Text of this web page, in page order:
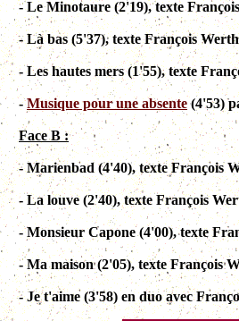
- Le Minotaure (2'19), texte
- Là bas (5'37), texte François
- Les hautes mers (1'55), texte
-Musique pour une absente(4'53)
Face B :
- Marienbad (4'40), texte François
- La louve (2'40), texte François
- Monsieur Capone (4'00), texte
- Ma maison (2'05), texte François
- Je t'aime (3'58) en duo avec